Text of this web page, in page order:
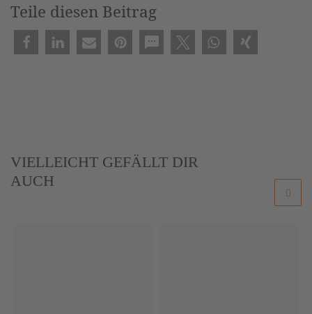
Teile diesen Beitrag
VIELLEICHT GEFÄLLT DIR
AUCH